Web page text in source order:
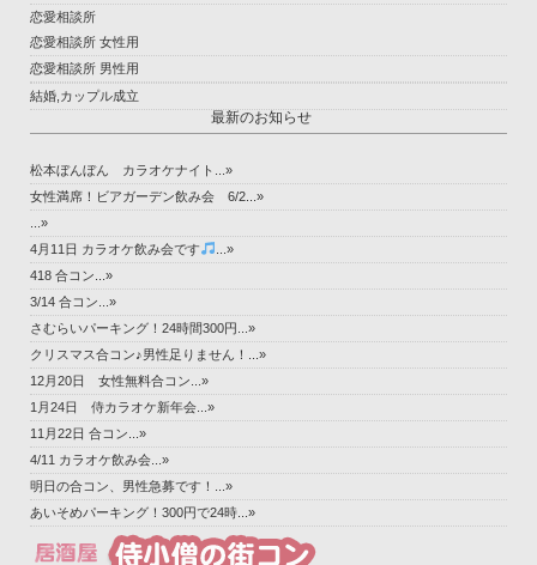
恋愛相談所
恋愛相談所 女性用
恋愛相談所 男性用
結婚,カップル成立
最新のお知らせ
松本ぼんぼん カラオケナイト...»
女性満席！ビアガーデン飲み会 6/2...»
...»
4月11日 カラオケ飲み会です
...»
418 合コン...»
3/14 合コン...»
さむらいパーキング！24時間300円...»
クリスマス合コン♪男性足りません！...»
12月20日 女性無料合コン...»
1月24日 侍カラオケ新年会...»
11月22日 合コン...»
4/11 カラオケ飲み会...»
明日の合コン、男性急募です！...»
あいそめパーキング！300円で24時...»